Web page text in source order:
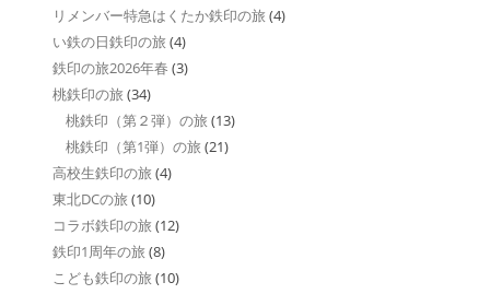
リメンバー特急はくたか鉄印の旅 (4)
い鉄の日鉄印の旅 (4)
鉄印の旅2026年春 (3)
桃鉄印の旅 (34)
桃鉄印（第２弾）の旅 (13)
桃鉄印（第1弾）の旅 (21)
高校生鉄印の旅 (4)
東北DCの旅 (10)
コラボ鉄印の旅 (12)
鉄印1周年の旅 (8)
こども鉄印の旅 (10)